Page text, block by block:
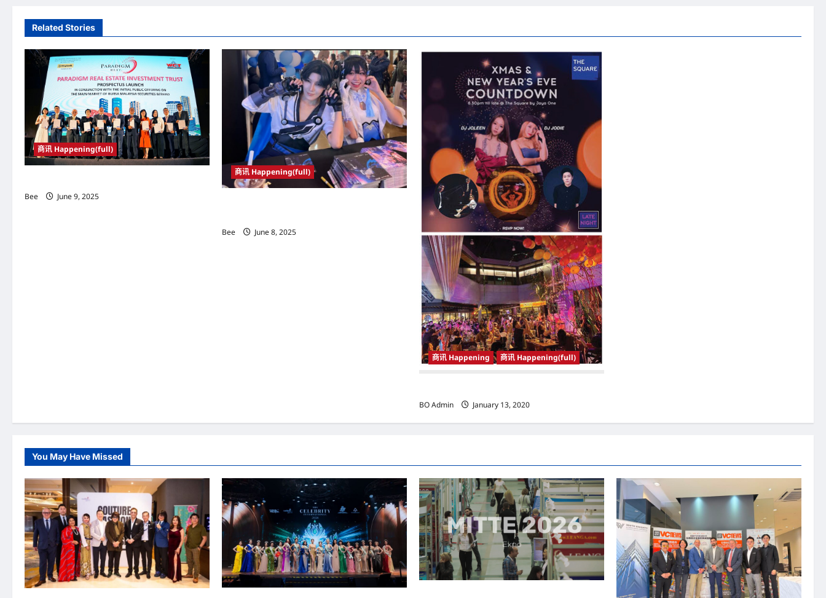
n
a
a
t
o
Related Stories
商讯 Happening(full)
Bee
June 9, 2025
商讯 Happening(full)
Bee
June 8, 2025
商讯 Happening 商讯 Happening(full)
BO Admin
January 13, 2020
You May Have Missed